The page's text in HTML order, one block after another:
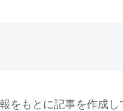
をもとに記事を作成